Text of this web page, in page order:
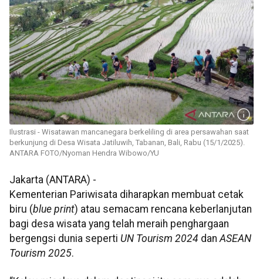
Ilustrasi - Wisatawan mancanegara berkeliling di area persawahan saat
berkunjung di Desa Wisata Jatiluwih, Tabanan, Bali, Rabu (15/1/2025).
ANTARA FOTO/Nyoman Hendra Wibowo/YU
Jakarta (ANTARA) -
Kementerian Pariwisata diharapkan membuat cetak
biru (blue print) atau semacam rencana keberlanjutan
bagi desa wisata yang telah meraih penghargaan
bergengsi dunia seperti UN Tourism 2024 danASEAN
Tourism 2025.